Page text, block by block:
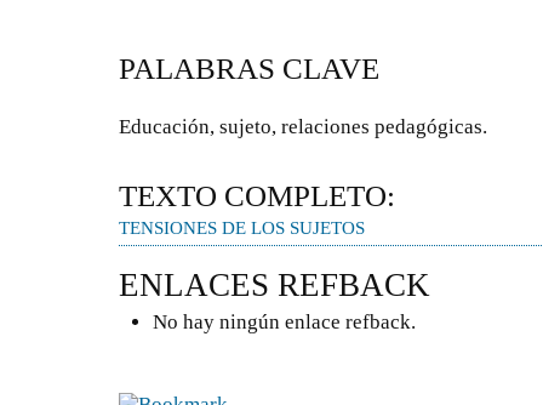
PALABRAS CLAVE
Educación, sujeto, relaciones pedagógicas.
TEXTO COMPLETO:
TENSIONES DE LOS SUJETOS
ENLACES REFBACK
No hay ningún enlace refback.